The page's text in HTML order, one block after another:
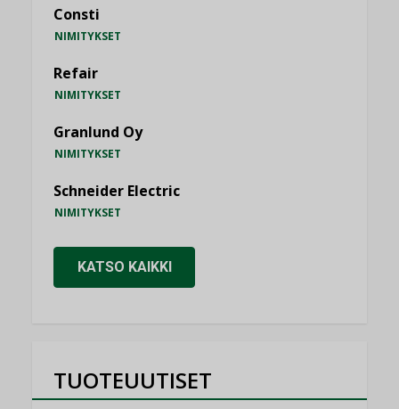
Consti
NIMITYKSET
Refair
NIMITYKSET
Granlund Oy
NIMITYKSET
Schneider Electric
NIMITYKSET
KATSO KAIKKI
TUOTEUUTISET